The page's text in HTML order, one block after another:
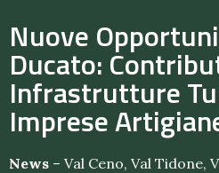
Nuove
Ducato:
Infrastrutture
Imprese
News – Val Ceno, Val Tidone,